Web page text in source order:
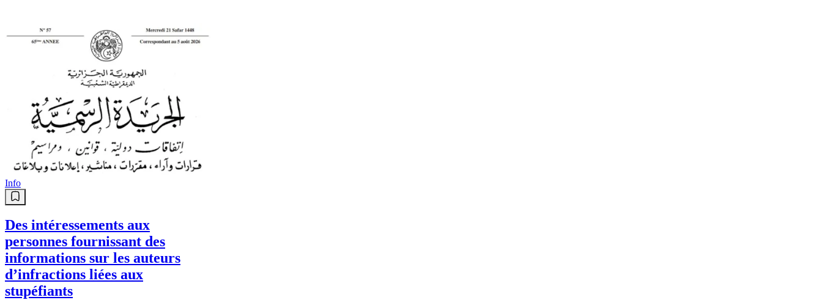
Info
Des intéressements aux
personnes fournissant des
informations sur les auteurs
d’infractions liées aux
stupéfiants